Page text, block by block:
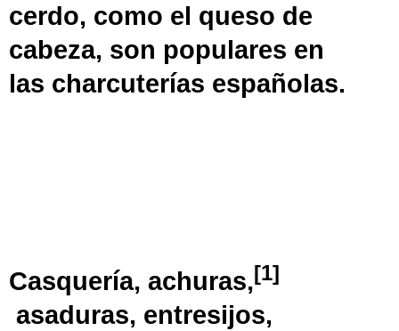
cerdo, como el queso de
cabeza, son populares en
las charcuterías españolas.
Casquería, achuras,[1]
asaduras, entresijos,